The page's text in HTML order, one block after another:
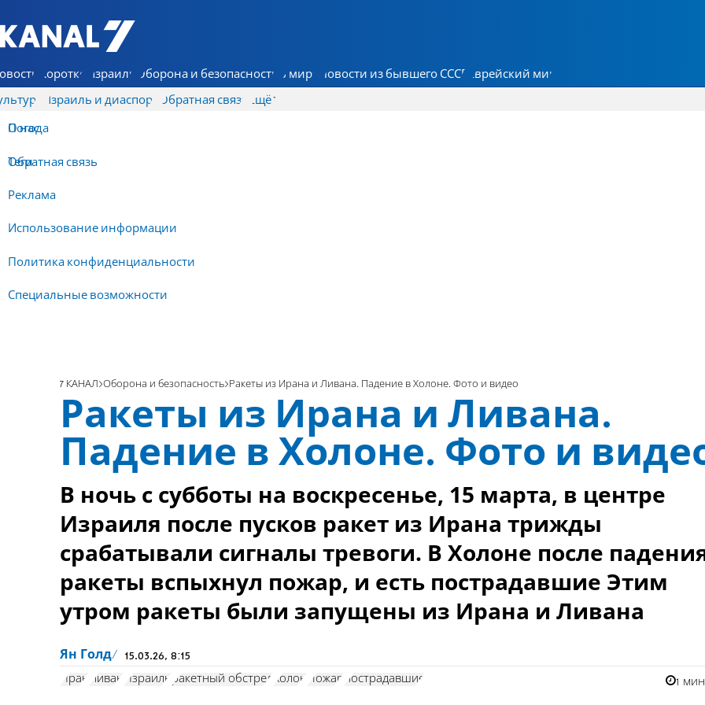
7 КАНАЛ - Аруц Шева
Коротко Израиль Оборона и безопасность В мире Новости из бывшего СССР Еврейский мир
Израиль и диаспора Обратная связь
О нас
Обратная связь
Реклама
Использование информации
Политика конфиденциальности
Специальные возможности
Ещё
Погода
Теги
7 КАНАЛ Оборона и безопасность Ракеты из Ирана и Ливана. Падение в Холоне. Фото и видео
Ракеты из Ирана и Ливана.
Падение в Холоне. Фото и
В ночь с субботы на воскресенье, 15 марта, в центре
Израиля после пусков ракет из Ирана трижды
срабатывали сигналы тревоги. В Холоне после
ракеты вспыхнул пожар, и есть пострадавшие Этим
утром ракеты были запущены из Ирана и Ливана
Ян Голд 15.03.26, 8:15
Иран Ливан Израиль ракетный обстрел Холон Пожар пострадавшие 1